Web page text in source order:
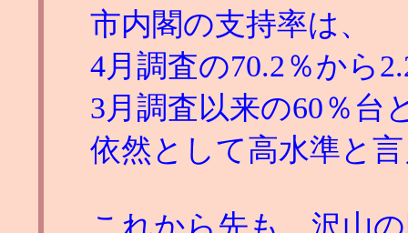
市内閣の支持率は、
4月調査の70.2％から
3月調査以来の60％台
依然として高水準と
これから先も、沢山